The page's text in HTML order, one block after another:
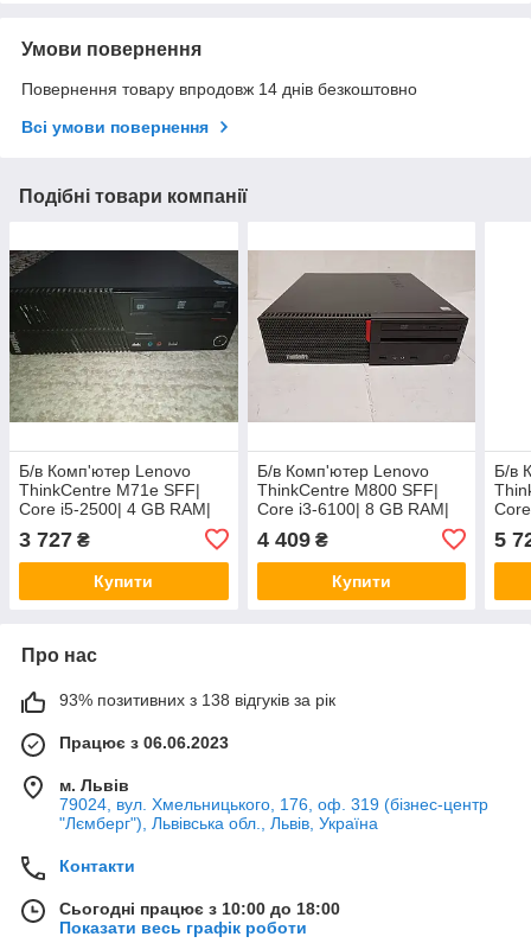
Умови повернення
Повернення товару впродовж 14 днів безкоштовно
Всі умови повернення
Подібні товари компанії
Б/в Комп'ютер Lenovo
ThinkCentre M71e SFF|
Core i5-2500| 4 GB RAM|
3 727 ₴
Купити
Б/в Комп'ютер Lenovo
ThinkCentre M800 SFF|
Core i3-6100| 8 GB RAM|
4 409₴
Купити
Б/в
5
Про нас
93% позитивних з 138 відгуків за рік
Працює з 06.06.2023
м. Львів
79024, вул. Хмельницького, 176, оф. 319 (бізнес-центр
"Лємберг"), Львівська обл., Львів, Україна
Контакти
Сьогодні працює з 10:00 до 18:00
Показати весь графік роботи